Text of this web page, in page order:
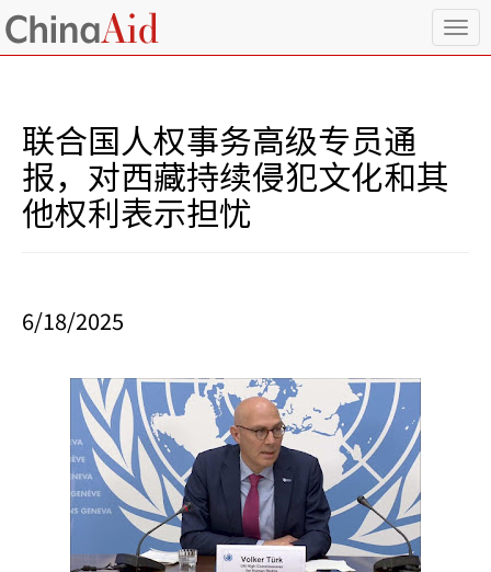
T
o
联合国人权事务高级专员通
报，对西藏持续侵犯文化和其
他权利表示担忧
6/18/2025